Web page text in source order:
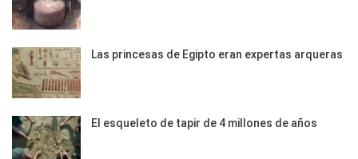
Las princesas de Egipto eran expertas arqueras
El esqueleto de tapir de 4 millones de años